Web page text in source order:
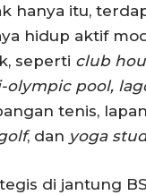
hanya itu,
hidup aktif
seperti club
olympic pool,
tenis,
, dan yoga
di jantung